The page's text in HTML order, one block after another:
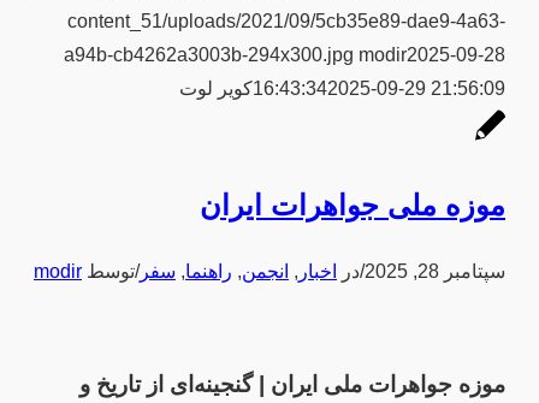
content_51/uploads/2021/09/5cb35e89-dae9-4a63-
a94b-cb4262a3003b-294x300.jpg modir2025-09-28
16:43:342025-09-29 21:56:09 کویر لوت
موزه ملی جواهرات ایران
سپتامبر 28, 2025 /در اخبار , انجمن, راهنما, سفر/توسط modir
موزه جواهرات ملی ایران | گنجینه‌ای از تاریخ و